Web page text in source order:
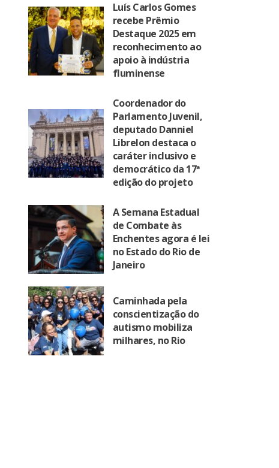
Luís Carlos Gomes
recebe Prêmio
Destaque 2025 em
reconhecimento ao
apoio à indústria
fluminense
Coordenador do
Parlamento Juvenil,
deputado Danniel
Librelon destaca o
caráter inclusivo e
democrático da 17ª
edição do projeto
A Semana Estadual
de Combate às
Enchentes agora é lei
no Estado do Rio de
Janeiro
Caminhada pela
conscientização do
autismo mobiliza
milhares, no Rio